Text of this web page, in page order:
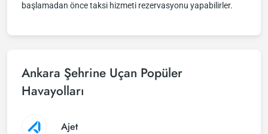
başlamadan önce taksi hizmeti rezervasyonu yapabilirler.
Ankara Şehrine Uçan Popüler
Havayolları
Ajet